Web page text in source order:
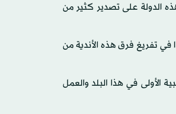
الدولة على تصدير كثير من
في تفريغ فرق هذه الأندية من
الأولى في هذا البلد والعمل